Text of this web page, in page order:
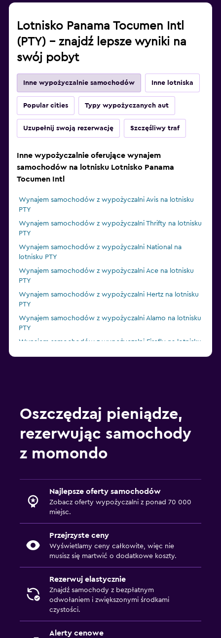
Lotnisko Panama Tocumen Intl
(PTY) – znajdź lepsze wyniki na
swój pobyt
Inne wypożyczalnie samochodów Inne lotniska
Popular cities Typy wypożyczanych aut
Uzupełnij swoją rezerwację Szczęśliwy traf
Inne wypożyczalnie oferujące wynajem
samochodów na lotnisku Lotnisko Panama
Tocumen Intl
Wynajem samochodów z wypożyczalni Avis na lotnisku
PTY
Wynajem samochodów z wypożyczalni Thrifty na lotnisku
PTY
Wynajem samochodów z wypożyczalni National na
lotnisku PTY
Wynajem samochodów z wypożyczalni Ace na lotnisku
PTY
Wynajem samochodów z wypożyczalni Hertz na lotnisku
PTY
Wynajem samochodów z wypożyczalni Alamo na lotnisku
PTY
Wynajem samochodów z wypożyczalni Firefly na lotnisku
Oszczędzaj pieniądze,
rezerwując samochody
z momondo
Najlepsze oferty samochodów
Zobacz oferty wypożyczalni z ponad 70 000
miejsc.
Przejrzyste ceny
Wyświetlamy ceny całkowite, więc nie
musisz się martwić o dodatkowe koszty.
Rezerwuj elastycznie
Znajdź samochody z bezpłatnym
odwołaniem i zwiększonymi środkami
czystości.
Alerty cenowe